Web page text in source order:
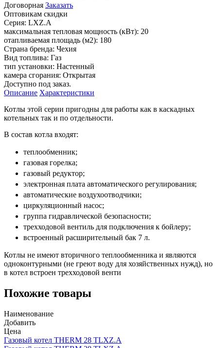
Договорная Заказать
Оптовикам скидки
Серия: LXZ.A
максимальная тепловая мощность (кВт): 20
отапливаемая площадь (м2): 180
Страна бренда: Чехия
Вид топлива: Газ
тип установки: Настенный
камера сгорания: Открытая
Доступно под заказ.
Описание Характеристики
Котлы этой серии пригодны для работы как в каскадных
котельных так и по отдельности.
В состав котла входят:
теплообменник;
газовая горелка;
газовый редуктор;
электронная плата автоматического регулирования;
автоматические воздухоотводчики;
циркуляционный насос;
группа гидравлической безопасности;
трехходовой вентиль для подключения к бойлеру;
встроенный расширительный бак 7 л.
Котлы не имеют вторичного теплообменника и являются
одноконтурными (не греют воду для хозяйственных нужд), но
в котел встроен трехходовой венти
Похожие товары
Наименование
Добавить
Цена
Газовый котел THERM 28 TLXZ.A